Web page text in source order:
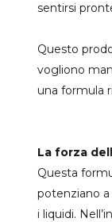
sentirsi
Questo
vogliono
una formula
La forza
Questa
potenziano
i liquidi.